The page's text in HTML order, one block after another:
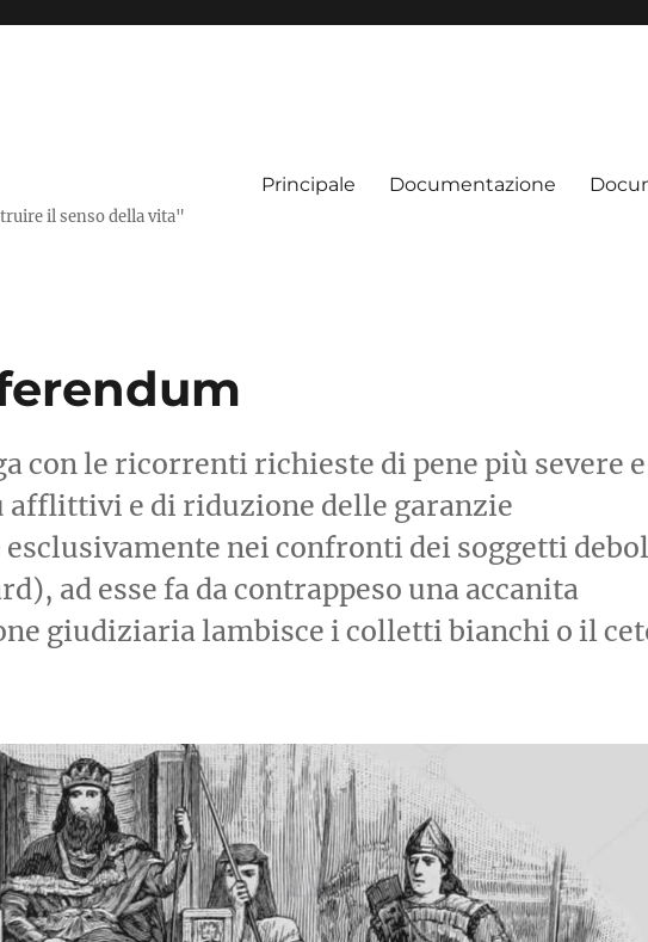
il senso della vita"
Principale Documentazione
con le ricorrenti richieste di pene più severe e
e di riduzione delle garanzie
nei confronti dei soggetti
ad esse fa da contrappeso una accanita
giudiziaria lambisce i colletti bianchi o il